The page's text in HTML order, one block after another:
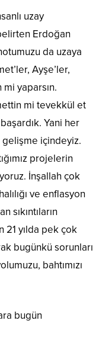
uzay
Erdoğan
da uzaya
Ayşe’ler,
yaparsın.
mi tevekkül et
Yani her
gelişme içindeyiz.
projelerin
İnşallah çok
ve enflasyon
sıkıntıların
21 yılda pek çok
bugünkü sorunları
bahtımızı
bugün